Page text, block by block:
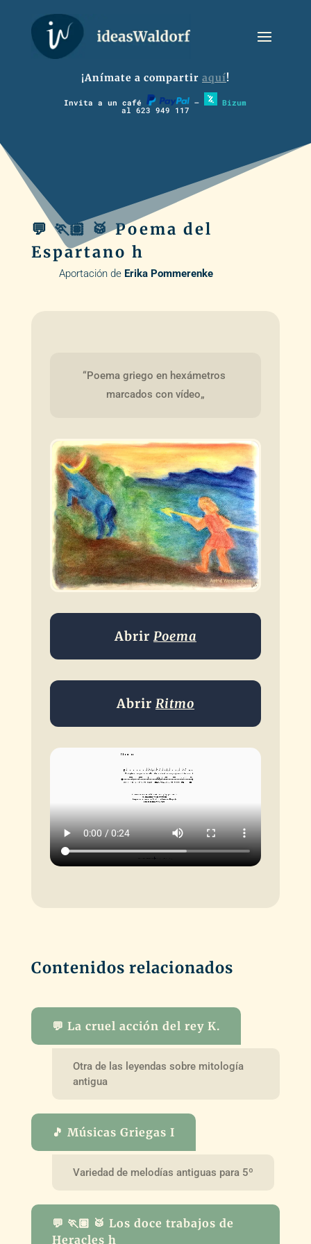
¡Anímate a compartir aquí!
Invita a un café – Bizum
al 623 949 117
💬 🏃🏽 🥁 Poema del
Espartano h
Aportación de Erika Pommerenke
“Poema griego en hexámetros
marcados con vídeo„
Abrir Poema
Abrir Ritmo
Contenidos relacionados
💬 La cruel acción del rey K.
Otra de las leyendas sobre mitología
antigua
🎵 Músicas Griegas I
Variedad de melodías antiguas para 5º
💬 🏃🏽 🥁 Los doce trabajos de
Heracles h